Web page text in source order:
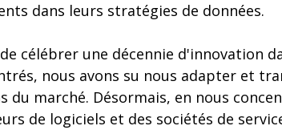
dans leurs stratégies de données.
célébrer une décennie d'innovation
nous avons su nous adapter et
du marché. Désormais, en nous
de logiciels et des sociétés de